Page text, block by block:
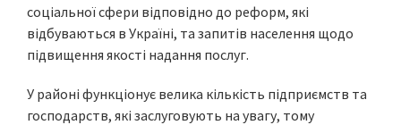
соціальної сфери відповідно до реформ, які
відбуваються в Україні, та запитів населення щодо
підвищення якості надання послуг.
У районі функціонує велика кількість підприємств та
господарств, які заслуговують на увагу, тому